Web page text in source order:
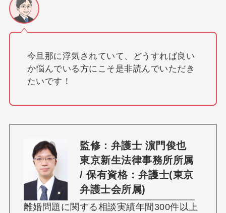
今旦那に浮気されていて、どうすれば良い
か悩んでいる方にこそ是非読んでいただき
たいです！
監修：弁護士 濵門俊也
東京新生法律事務所所属
/ 保有資格：弁護士(東京
弁護士会所属)
離婚問題に関する相談実績年間300件以上